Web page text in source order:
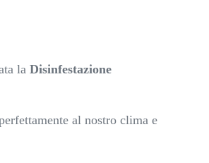
la Disinfestazione
al nostro clima e